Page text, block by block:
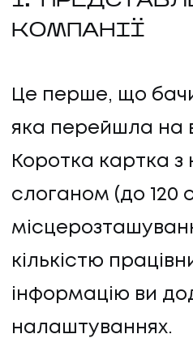
КОМПАНІЇ
Це перше, що
яка перейшла на
Коротка картка з
слоганом (до 120
кількістю
інформацію ви
налаштуваннях.